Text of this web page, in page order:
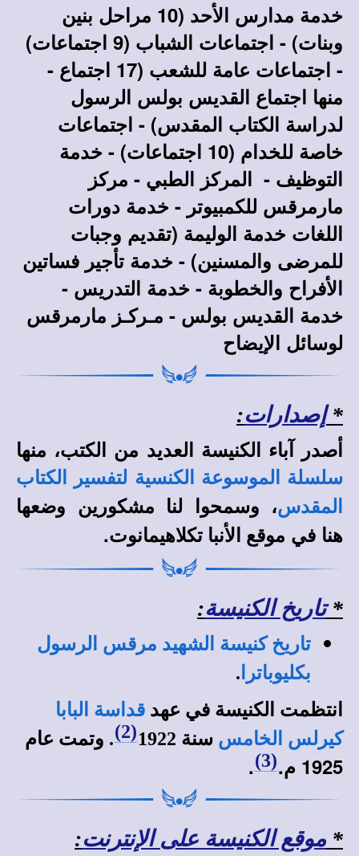
خدمة مدارس الأحد (10 مراحل بنين
وبنات) - اجتماعات الشباب (9 اجتماعات)
- اجتماعات عامة للشعب (17 اجتماع -
منها اجتماع القديس بولس الرسول
لدراسة الكتاب المقدس) - اجتماعات
خاصة للخدام (10 اجتماعات) - خدمة
التوظيف - المركز الطبي - مركز
مارمرقس للكمبيوتر - خدمة دورات
اللغات خدمة الوليمة (تقديم وجبات
للمرضى والمسنين) - خدمة تأجير فساتين
الأفراح والخطوبة - خدمة التدريس -
خدمة القديس بولس - مـركـز مارمرقس
لوسائل الإيضاح
*إصدارات:
أصدر آباء الكنيسة العديد من الكتب، منها
سلسلة الموسوعة الكنسية لتفسير الكتاب
المقدس، وسمحوا لنا مشكورين وضعها
هنا في موقع الأنبا تكلاهيمانوت.
*تاريخ الكنيسة:
تاريخ كنيسة الشهيد مرقس الرسول
بكليوباترا .
انتظمت الكنيسة في عهد قداسة البابا
كيرلس الخامس سنة 1922 (2) . وتمت عام
1925 م. (3)
.
* موقع الكنيسة على الإنترنت: